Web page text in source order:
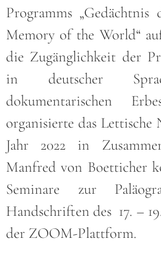
Programms
Memory of the World“
die Zugänglichkeit der
in deutscher
dokumentarischen
organisierte das
Jahr 2022 in
Manfred von Boetticher
Seminare zur
Handschriften des 17. –
der ZOOM-Plattform.